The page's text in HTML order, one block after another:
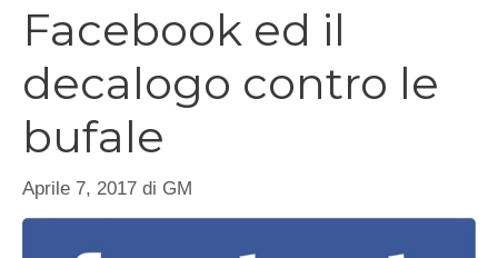
Facebook ed il
decalogo contro le
bufale
Aprile 7, 2017 di GM